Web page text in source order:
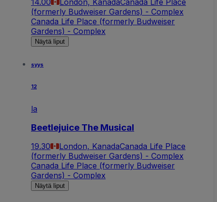
(formerly Budweiser Gardens) - Complex
Canada Life Place (formerly Budweiser
Gardens) - Complex
Näytä liput
syys
12
la
Beetlejuice The Musical
19.30 London, KanadaCanada Life Place
(formerly Budweiser Gardens) - Complex
Canada Life Place (formerly Budweiser
Gardens) - Complex
Näytä liput